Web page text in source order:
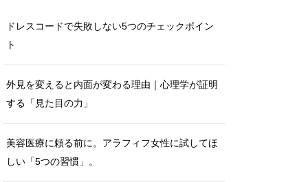
ドレスコードで失敗しない5つのチェックポイン
ト
外見を変えると内面が変わる理由｜心理学が証明
する「見た目の力」
美容医療に頼る前に。アラフィフ女性に試してほ
しい「5つの習慣」。